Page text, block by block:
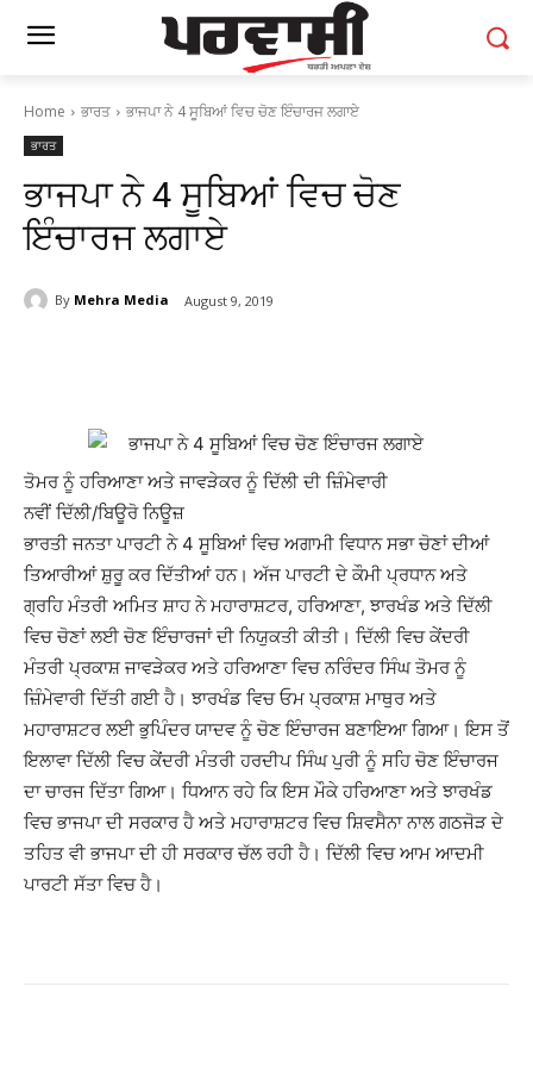
Home ਭਾਰਤ ਭਾਜਪਾ ਨੇ 4 ਸੂਬਿਆਂ ਵਿਚ ਚੋਣ ਇੰਚਾਰਜ ਲਗਾਏ
ਭਾਰਤ
ਭਾਜਪਾ ਨੇ 4 ਸੂਬਿਆਂ ਵਿਚ ਚੋਣ
ਇੰਚਾਰਜ ਲਗਾਏ
By Mehra Media August 9, 2019
ਤੋਮਰ ਨੂੰ ਹਰਿਆਣਾ ਅਤੇ ਜਾਵੜੇਕਰ ਨੂੰ ਦਿੱਲੀ ਦੀ ਜ਼ਿੰਮੇਵਾਰੀ
ਨਵੀਂ ਦਿੱਲੀ/ਬਿਊਰੋ ਨਿਊਜ਼
ਭਾਰਤੀ ਜਨਤਾ ਪਾਰਟੀ ਨੇ 4 ਸੂਬਿਆਂ ਵਿਚ ਅਗਾਮੀ ਵਿਧਾਨ ਸਭਾ ਚੋਣਾਂ ਦੀਆਂ
ਤਿਆਰੀਆਂ ਸ਼ੁਰੂ ਕਰ ਦਿੱਤੀਆਂ ਹਨ। ਅੱਜ ਪਾਰਟੀ ਦੇ ਕੌਮੀ ਪ੍ਰਧਾਨ ਅਤੇ
ਗ੍ਰਹਿ ਮੰਤਰੀ ਅਮਿਤ ਸ਼ਾਹ ਨੇ ਮਹਾਰਾਸ਼ਟਰ, ਹਰਿਆਣਾ, ਝਾਰਖੰਡ ਅਤੇ ਦਿੱਲੀ
ਵਿਚ ਚੋਣਾਂ ਲਈ ਚੋਣ ਇੰਚਾਰਜਾਂ ਦੀ ਨਿਯੁਕਤੀ ਕੀਤੀ। ਦਿੱਲੀ ਵਿਚ ਕੇਂਦਰੀ
ਮੰਤਰੀ ਪ੍ਰਕਾਸ਼ ਜਾਵੜੇਕਰ ਅਤੇ ਹਰਿਆਣਾ ਵਿਚ ਨਰਿੰਦਰ ਸਿੰਘ ਤੋਮਰ ਨੂੰ
ਜ਼ਿੰਮੇਵਾਰੀ ਦਿੱਤੀ ਗਈ ਹੈ। ਝਾਰਖੰਡ ਵਿਚ ਓਮ ਪ੍ਰਕਾਸ਼ ਮਾਥੁਰ ਅਤੇ
ਮਹਾਰਾਸ਼ਟਰ ਲਈ ਭੁਪਿੰਦਰ ਯਾਦਵ ਨੂੰ ਚੋਣ ਇੰਚਾਰਜ ਬਣਾਇਆ ਗਿਆ। ਇਸ ਤੋਂ
ਇਲਾਵਾ ਦਿੱਲੀ ਵਿਚ ਕੇਂਦਰੀ ਮੰਤਰੀ ਹਰਦੀਪ ਸਿੰਘ ਪੁਰੀ ਨੂੰ ਸਹਿ ਚੋਣ ਇੰਚਾਰਜ
ਦਾ ਚਾਰਜ ਦਿੱਤਾ ਗਿਆ। ਧਿਆਨ ਰਹੇ ਕਿ ਇਸ ਮੌਕੇ ਹਰਿਆਣਾ ਅਤੇ ਝਾਰਖੰਡ
ਵਿਚ ਭਾਜਪਾ ਦੀ ਸਰਕਾਰ ਹੈ ਅਤੇ ਮਹਾਰਾਸ਼ਟਰ ਵਿਚ ਸ਼ਿਵਸੈਨਾ ਨਾਲ ਗਠਜੋੜ ਦੇ
ਤਹਿਤ ਵੀ ਭਾਜਪਾ ਦੀ ਹੀ ਸਰਕਾਰ ਚੱਲ ਰਹੀ ਹੈ। ਦਿੱਲੀ ਵਿਚ ਆਮ ਆਦਮੀ
ਪਾਰਟੀ ਸੱਤਾ ਵਿਚ ਹੈ।